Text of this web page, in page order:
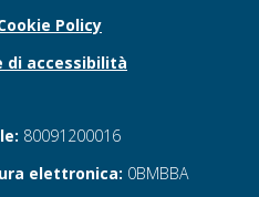
Policy
di accessibilità
80091200016
elettronica: 0BMBBA